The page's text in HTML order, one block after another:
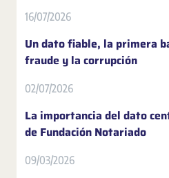
16/07/2026
Un dato fiable, la primera
fraude y la corrupción
02/07/2026
La importancia del dato
de Fundación Notariado
09/03/2026